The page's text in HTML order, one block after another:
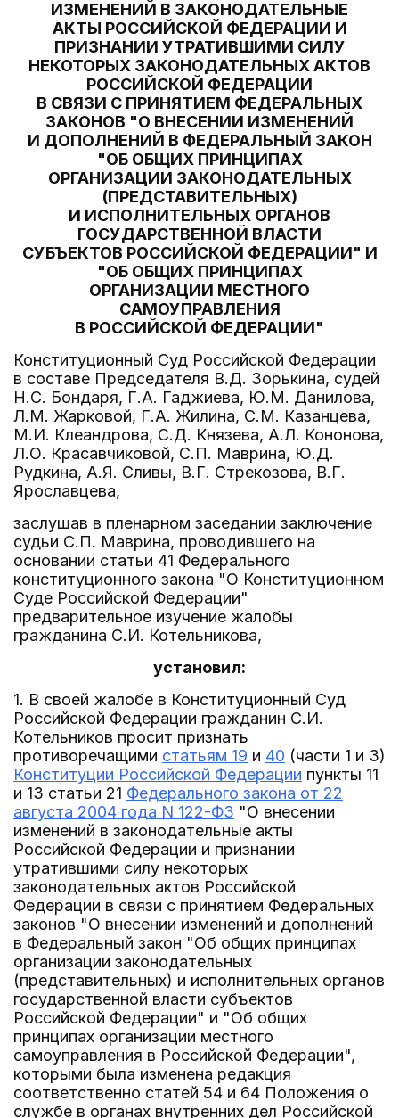
ИЗМЕНЕНИЙ В ЗАКОНОДАТЕЛЬНЫЕ
АКТЫ РОССИЙСКОЙ ФЕДЕРАЦИИ И
ПРИЗНАНИИ УТРАТИВШИМИ СИЛУ
НЕКОТОРЫХ ЗАКОНОДАТЕЛЬНЫХ АКТОВ
РОССИЙСКОЙ ФЕДЕРАЦИИ
В СВЯЗИ С ПРИНЯТИЕМ ФЕДЕРАЛЬНЫХ
ЗАКОНОВ "О ВНЕСЕНИИ ИЗМЕНЕНИЙ
И ДОПОЛНЕНИЙ В ФЕДЕРАЛЬНЫЙ ЗАКОН
"ОБ ОБЩИХ ПРИНЦИПАХ
ОРГАНИЗАЦИИ ЗАКОНОДАТЕЛЬНЫХ
(ПРЕДСТАВИТЕЛЬНЫХ)
И ИСПОЛНИТЕЛЬНЫХ ОРГАНОВ
ГОСУДАРСТВЕННОЙ ВЛАСТИ
СУБЪЕКТОВ РОССИЙСКОЙ ФЕДЕРАЦИИ" И
"ОБ ОБЩИХ ПРИНЦИПАХ
ОРГАНИЗАЦИИ МЕСТНОГО
САМОУПРАВЛЕНИЯ
В РОССИЙСКОЙ ФЕДЕРАЦИИ"
Конституционный Суд Российской Федерации
в составе Председателя В.Д. Зорькина, судей
Н.С. Бондаря, Г.А. Гаджиева, Ю.М. Данилова,
Л.М. Жарковой, Г.А. Жилина, С.М. Казанцева,
М.И. Клеандрова, С.Д. Князева, А.Л. Кононова,
Л.О. Красавчиковой, С.П. Маврина, Ю.Д.
Рудкина, А.Я. Сливы, В.Г. Стрекозова, В.Г.
Ярославцева,
заслушав в пленарном заседании заключение
судьи С.П. Маврина, проводившего на
основании статьи 41 Федерального
конституционного закона "О Конституционном
Суде Российской Федерации"
предварительное изучение жалобы
гражданина С.И. Котельникова,
установил:
1. В своей жалобе в Конституционный Суд
Российской Федерации гражданин С.И.
Котельников просит признать
противоречащими статьям 19 и 40 (части 1 и 3)
Конституции Российской Федерации пункты 11
и 13 статьи 21 Федерального закона от 22
августа 2004 года N 122-ФЗ "О внесении
изменений в законодательные акты
Российской Федерации и признании
утратившими силу некоторых
законодательных актов Российской
Федерации в связи с принятием Федеральных
законов "О внесении изменений и дополнений
в Федеральный закон "Об общих принципах
организации законодательных
(представительных) и исполнительных органов
государственной власти субъектов
Российской Федерации" и "Об общих
принципах организации местного
самоуправления в Российской Федерации",
которыми была изменена редакция
соответственно статей 54 и 64 Положения о
службе в органах внутренних дел Российской